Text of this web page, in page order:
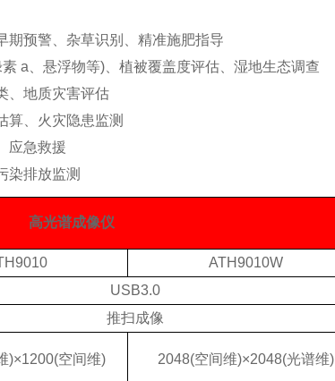
期预警、杂草识别、精准施肥指导
a、悬浮物等)、植被覆盖度评估、湿地生态调查
、地质灾害评估
算、火灾隐患监测
应急救援
染排放监测
高光谱成像仪
ATH9010W
USB3.0
推扫成像
)×1200(空间维) 2048(空间维)×2048(光谱维)